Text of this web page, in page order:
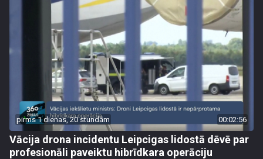
pirms 1 dienas, 20 stundām 00:02:56
Vācija drona incidentu Leipcigas lidostā dēvē par
profesionāli paveiktu hibrīdkara operāciju